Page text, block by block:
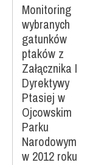
Monitoring
wybranych
gatunków
ptaków z
Załącznika I
Dyrektywy
Ptasiej w
Ojcowskim
Parku
Narodowym
w 2012 roku